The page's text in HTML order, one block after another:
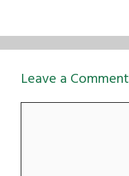
Leave a Comment
Comment